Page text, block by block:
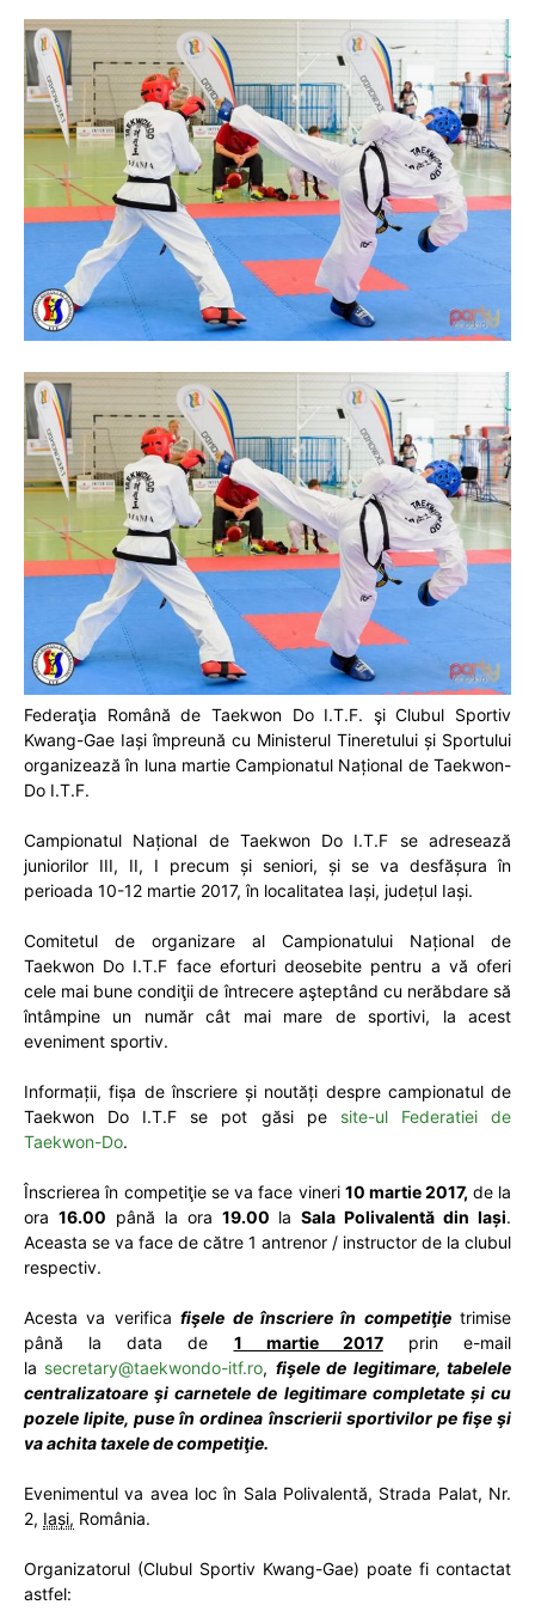
Federaţia Română de Taekwon Do I.T.F. şi Clubul Sportiv
Kwang-Gae Iași împreună cu Ministerul Tineretului și Sportului
organizează în luna martie Campionatul Național de Taekwon-
Do I.T.F.
Campionatul Național de Taekwon Do I.T.F se adresează
juniorilor III, II, I precum și seniori, și se va desfășura în
perioada 10-12 martie 2017, în localitatea Iași, județul Iași.
Comitetul de organizare al Campionatului Național de
Taekwon Do I.T.F face eforturi deosebite pentru a vă oferi
cele mai bune condiţii de întrecere aşteptând cu nerăbdare să
întâmpine un număr cât mai mare de sportivi, la acest
eveniment sportiv.
Informații, fișa de înscriere și noutăți despre campionatul de
Taekwon Do I.T.F se pot găsi pe site-ul Federatiei de
Taekwon-Do.
Înscrierea în competiţie se va face vineri 10 martie 2017, de la
ora 16.00 până la ora 19.00 laSala Polivalentă din Iași.
Aceasta se va face de către 1 antrenor / instructor de la clubul
respectiv.
Acesta va verificafişele de înscriere în competiţietrimise
până la data de 1 martie 2017prin e-mail
la secretary@taekwondo-itf.ro, fişele de legitimare, tabelele
centralizatoare şi carnetele de legitimare completate și cu
pozele lipite, puse în ordinea înscrierii sportivilor pe fişe şi
va achita taxele de competiţie.
Evenimentul va avea loc în Sala Polivalentă, Strada Palat, Nr.
2, Iași, România.
Organizatorul (Clubul Sportiv Kwang-Gae) poate fi contactat
astfel: